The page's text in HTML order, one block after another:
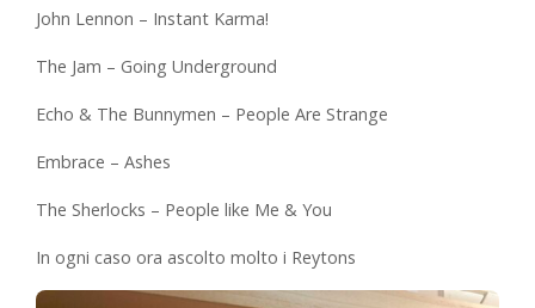
John Lennon – Instant Karma!
The Jam – Going Underground
Echo & The Bunnymen – People Are Strange
Embrace – Ashes
The Sherlocks – People like Me & You
In ogni caso ora ascolto molto i Reytons